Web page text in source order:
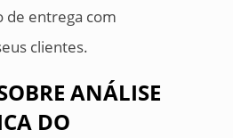
de entrega com
clientes.
ANÁLISE
DO